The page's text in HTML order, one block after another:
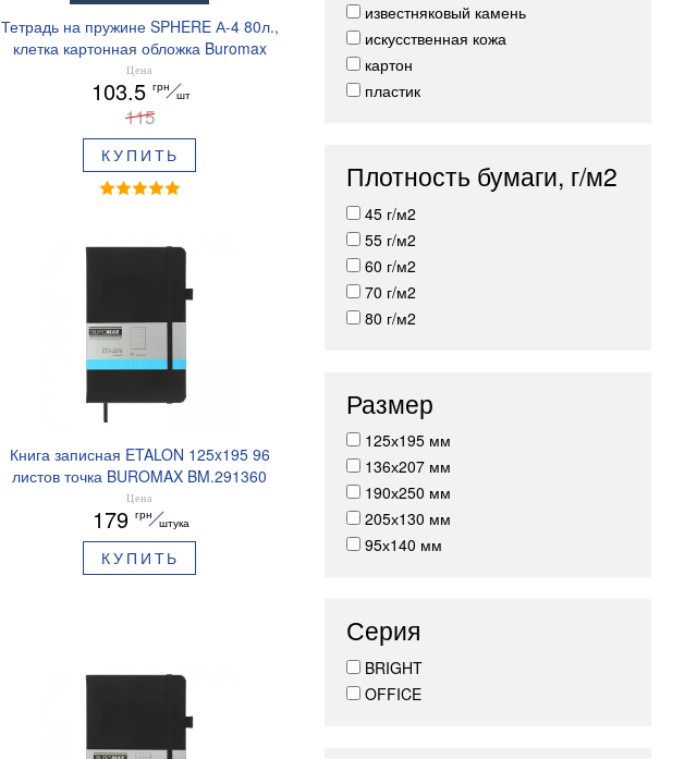
Тетрадь на пружине SPHERE А-4 80л.,
клетка картонная обложка Buromax
BM.24452101
Цена
103.5 грн
шт
115
КУПИТЬ
Книга записная ETALON 125x195 96
листов точка BUROMAX BM.291360
Цена
179 грн
штука
КУПИТЬ
известняковый камень
искусственная кожа
картон
пластик
Плотность бумаги, г/м2
45 г/м2
55 г/м2
60 г/м2
70 г/м2
80 г/м2
Размер
125х195 мм
136х207 мм
190х250 мм
205х130 мм
95х140 мм
Серия
BRIGHT
OFFICE